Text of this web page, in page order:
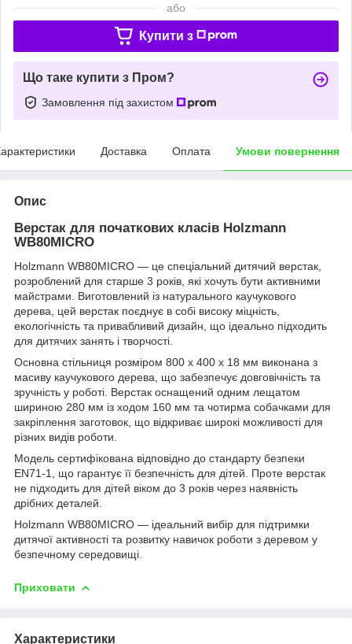
або
Купити з
Що таке купити з Пром?
Замовлення під захистом
Доставка Оплата Умови повернення
Опис
Верстак для початкових класів Holzmann
WB80MICRO
Holzmann WB80MICRO — це спеціальний дитячий верстак,
розроблений для старше 3 років, які хочуть бути активними
майстрами. Виготовлений із натурального каучукового
дерева, цей верстак поєднує в собі високу міцність,
екологічність та привабливий дизайн, що ідеально підходить
для дитячих занять і творчості.
Основна стільниця розміром 800 x 400 x 18 мм виконана з
масиву каучукового дерева, що забезпечує довговічність та
зручність у роботі. Верстак оснащений одним лещатом
шириною 280 мм із ходом 160 мм та чотирма собачками для
закріплення заготовок, що відкриває широкі можливості для
різних видів роботи.
Модель сертифікована відповідно до стандарту безпеки
EN71-1, що гарантує її безпечність для дітей. Проте верстак
не підходить для дітей віком до 3 років через наявність
дрібних деталей.
Holzmann WB80MICRO — ідеальний вибір для підтримки
дитячої активності та розвитку навичок роботи з деревом у
безпечному середовищі.
Приховати
Характеристики